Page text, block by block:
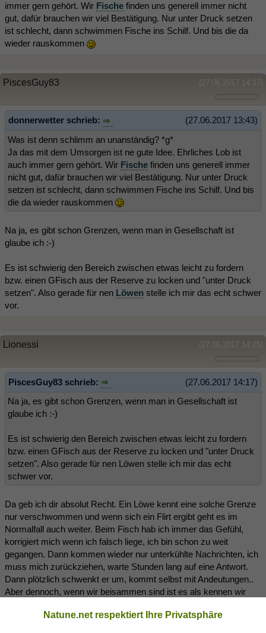
immer gern gehört. Wir Fische finden uns generell immer nicht
gut, dafür brauchen wir viel Bestätigung. Nur unter Druck setzen
ist schlecht, dann schwimmen Fische ins Schilf. Und bis die da
wieder rauskommen
(27.06.2017 14:17)
PiscesGuy83
(27.06.2017 13:43)
donnerwetter schrieb:
Was ist denn schlimm an unanständig? *g*
Ja das mit dem Umsorgen ist ne gute Idee. Ehrliches Lob ist
auch immer gern gehört. Wir Fische finden uns generell immer
nicht gut, dafür brauchen wir viel Bestätigung. Nur unter Druck
setzen ist schlecht, dann schwimmen Fische ins Schilf. Und bis
die da wieder rauskommen
Na ja, es gibt schon Grenzen, wenn man in Gesellschaft ist
glaube ich :-)
Es ist schwierig den Bereich zwischen etwas leicht zu fordern
bzw. einen GFisch aus der Reserve zu locken und "unter Druck
setzen". Also gerade für nen Löwen stelle ich mir das echt schwer
vor.
(27.06.2017 14:25)
Lionessi
(27.06.2017 14:17)
PiscesGuy83 schrieb:
Na ja, es gibt schon Grenzen, wenn man in Gesellschaft ist
glaube ich :-)
Es ist schwierig den Bereich zwischen etwas leicht zu fordern
bzw. einen GFisch aus der Reserve zu locken und "unter Druck
setzen". Also gerade für nen Löwen stelle ich mir das echt
schwer vor.
Da geb ich dir absolut Recht. Ein Löwe kennt eine solche Grenze
nur verschwommen und wenn sich ein Flirt ergibt geht es im
Normalfall auch weiter. Beim Fisch hab ich immer das Gefühl,
korrigiert mich wenn ich falsch liege, ich bin schon zu weit
gegangen. Dann kommen wieder nur unterkühlte Nachrichten, ich
muss mich zurückziehen, warte Stunden lang auf eine Antwort.
Dann plötzlich schwenkt er um, kommt selbst mit Andeutungen..
Aber dennoch, wenn wir beisammen sind ist es als kennen wir
Man weiß nie wie weit man gehen kann .. und als Löwe will man
Natune.net respektiert Ihre Privatsphäre